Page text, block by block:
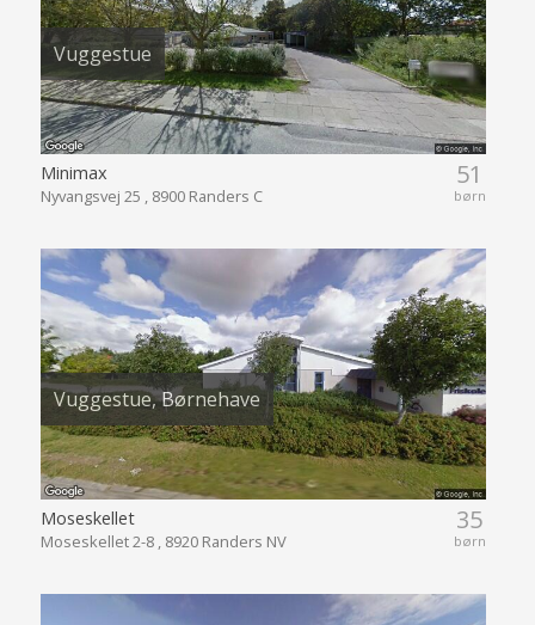
Vuggestue
51
børn
Minimax
Nyvangsvej 25 , 8900 Randers C
Vuggestue, Børnehave
35
børn
Moseskellet
Moseskellet 2-8 , 8920 Randers NV